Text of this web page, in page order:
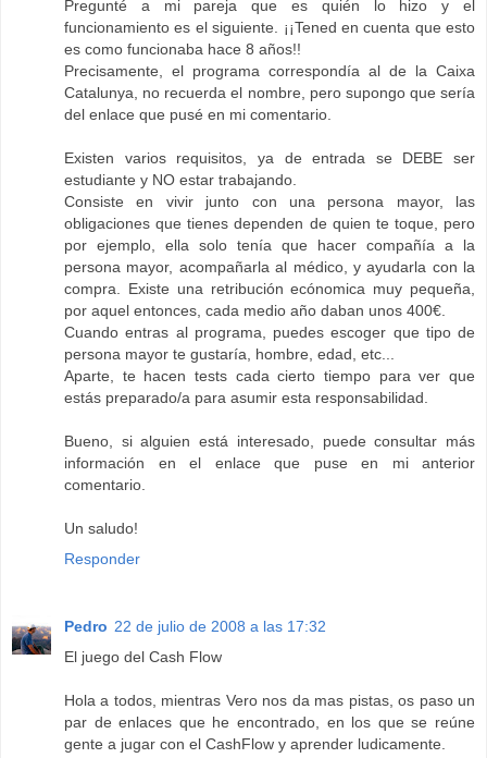
Pregunté a mi pareja que es quién lo hizo y el
funcionamiento es el siguiente. ¡¡Tened en cuenta que esto
es como funcionaba hace 8 años!!
Precisamente, el programa correspondía al de la Caixa
Catalunya, no recuerda el nombre, pero supongo que sería
del enlace que pusé en mi comentario.
Existen varios requisitos, ya de entrada se DEBE ser
estudiante y NO estar trabajando.
Consiste en vivir junto con una persona mayor, las
obligaciones que tienes dependen de quien te toque, pero
por ejemplo, ella solo tenía que hacer compañía a la
persona mayor, acompañarla al médico, y ayudarla con la
compra. Existe una retribución ecónomica muy pequeña,
por aquel entonces, cada medio año daban unos 400€.
Cuando entras al programa, puedes escoger que tipo de
persona mayor te gustaría, hombre, edad, etc...
Aparte, te hacen tests cada cierto tiempo para ver que
estás preparado/a para asumir esta responsabilidad.
Bueno, si alguien está interesado, puede consultar más
información en el enlace que puse en mi anterior
comentario.
Un saludo!
Responder
Pedro 22 de julio de 2008 a las 17:32
El juego del Cash Flow
Hola a todos, mientras Vero nos da mas pistas, os paso un
par de enlaces que he encontrado, en los que se reúne
gente a jugar con el CashFlow y aprender ludicamente.